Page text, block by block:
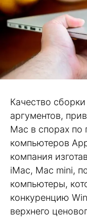
Качество
аргументов,
Mac в спорах по
компьютеров
компания
iMac, Mac mini,
компьютеры,
конкуренцию
верхнего